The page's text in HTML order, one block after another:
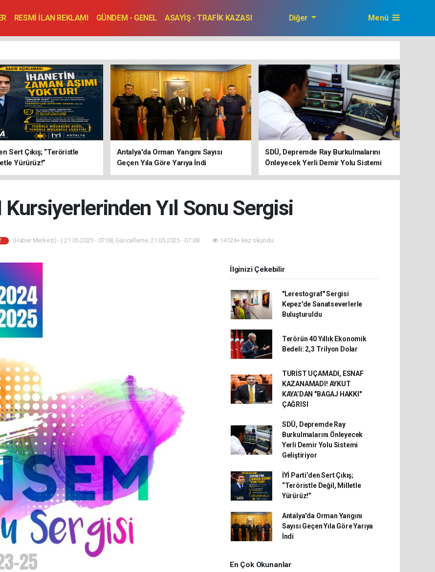
RESMİ İLAN REKLAMI GÜNDEM - GENEL
ASAYİŞ - TRAFİK KAZASI
TOPLANTI - DÜĞÜN
Diğer Menü
Sert Çıkış; “Teröristle
Yürürüz!”
Antalya'da Orman Yangını Sayısı
Geçen Yıla Göre Yarıya İndi
SDÜ, Depremde Ray Burkulmalarını
Önleyecek Yerli Demir Yolu Sistemi
Geliştiriyor
Kursiyerlerinden Yıl Sonu Sergisi
(Haber Merkezi) - | 21.05.2025 - 07:08, Güncelleme: 21.05.2025 - 07:08 14124+ kez okundu.
İlginizi Çekebilir
"Lerestograf" Sergisi
Kepez'de Sanatseverlerle
Buluşturuldu
Terörün 40 Yıllık Ekonomik
Bedeli: 2,3 Trilyon Dolar
TURİST UÇAMADI, ESNAF
KAZANAMADI! AYKUT
KAYA’DAN "BAGAJ HAKKI"
ÇAĞRISI
SDÜ, Depremde Ray
Burkulmalarını Önleyecek
Yerli Demir Yolu Sistemi
Geliştiriyor
İYİ Parti’den Sert Çıkış;
“Teröristle Değil, Milletle
Yürürüz!”
Antalya'da Orman Yangını
Sayısı Geçen Yıla Göre Yarıya
İndi
En Çok Okunanlar